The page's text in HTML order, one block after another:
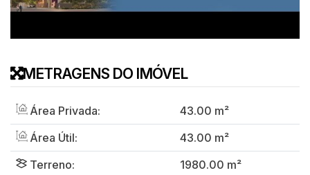
METRAGENS DO IMÓVEL
Área Privada: 43.00 m²
Área Útil:
43.00 m²
Terreno:
1980.00 m²